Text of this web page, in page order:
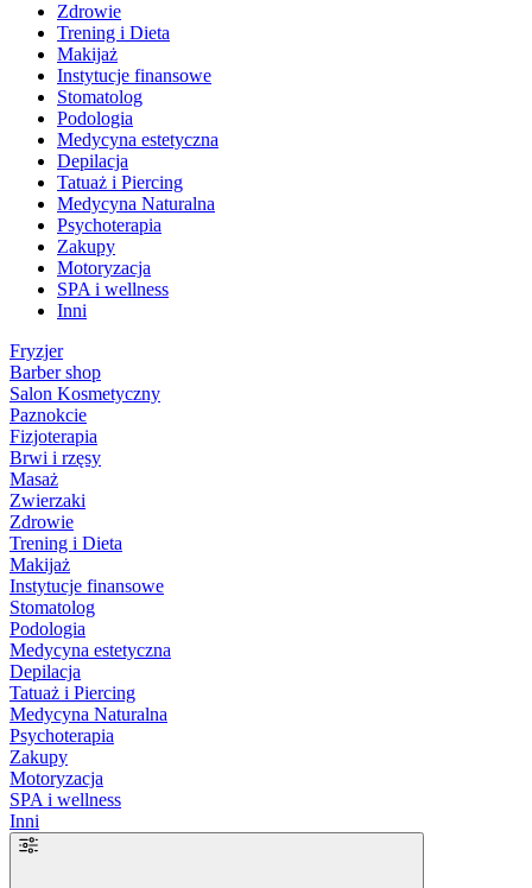
Zdrowie
Trening i Dieta
Makijaż
Instytucje finansowe
Stomatolog
Podologia
Medycyna estetyczna
Depilacja
Tatuaż i Piercing
Medycyna Naturalna
Psychoterapia
Zakupy
Motoryzacja
SPA i wellness
Inni
Fryzjer
Barber shop
Salon Kosmetyczny
Paznokcie
Fizjoterapia
Brwi i rzęsy
Masaż
Zwierzaki
Zdrowie
Trening i Dieta
Makijaż
Instytucje finansowe
Stomatolog
Podologia
Medycyna estetyczna
Depilacja
Tatuaż i Piercing
Medycyna Naturalna
Psychoterapia
Zakupy
Motoryzacja
SPA i wellness
Inni